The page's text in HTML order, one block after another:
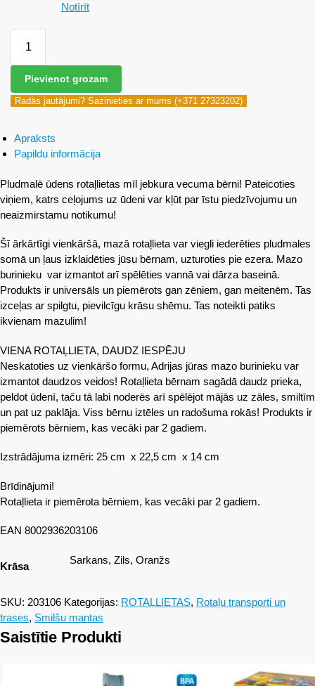
Notīrīt
Pievienot grozam
Radās jautājumi? Sazinieties ar mums (+371 27323202)
Apraksts
Papildu informācija
Pludmalē ūdens rotaļlietas mīl jebkura vecuma bērni! Pateicoties
viņiem, katrs ceļojums uz ūdeni var kļūt par īstu piedzīvojumu un
neaizmirstamu notikumu!
Šī ārkārtīgi vienkāršā, mazā rotaļlieta var viegli iederēties pludmales
somā un ļaus izklaidēties jūsu bērnam, uzturoties pie ezera. Mazo
burinieku var izmantot arī spēlēties vannā vai dārza baseinā.
Produkts ir universāls un piemērots gan zēniem, gan meitenēm. Tas
izceļas ar spilgtu, pievilcīgu krāsu shēmu. Tas noteikti patiks
ikvienam mazulim!
VIENA ROTAĻLIETA, DAUDZ IESPĒJU
Neskatoties uz vienkāršo formu, Adrijas jūras mazo burinieku var
izmantot daudzos veidos! Rotaļlieta bērnam sagādā daudz prieka,
peldot ūdenī, taču tā labi noderēs arī spēlējot mājās uz zāles, smiltīm
un pat uz paklāja. Viss bērnu iztēles un radošuma rokās! Produkts ir
piemērots bērniem, kas vecāki par 2 gadiem.
Izstrādājuma izmēri: 25 cm x 22,5 cm x 14 cm
Brīdinājumi!
Rotaļlieta ir piemērota bērniem, kas vecāki par 2 gadiem.
EAN 8002936203106
Krāsa
Sarkans, Zils, Oranžs
SKU: 203106 Kategorijas: ROTAĻLIETAS, Rotaļu transporti un
trases, Smilšu mantas
Saistītie Produkti